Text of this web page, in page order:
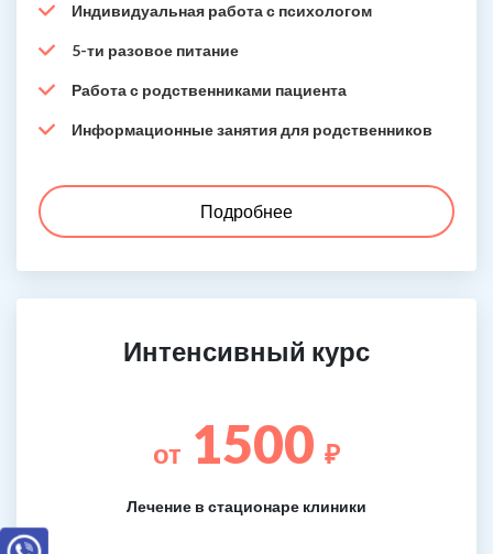
Индивидуальная работа с психологом
5-ти разовое питание
Работа с родственниками пациента
Информационные занятия для родственников
Подробнее
Интенсивный курс
от 1500 ₽
Лечение в стационаре клиники